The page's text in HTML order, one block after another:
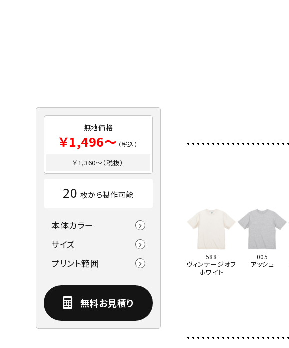
無地価格
￥1,496～ （税込）
￥1,360～（税抜）
20 枚から製作可能
本体カラー
サイズ
プリント範囲
無料お見積り
588
ヴィンテージオフ
ホワイト
005
アッシュ